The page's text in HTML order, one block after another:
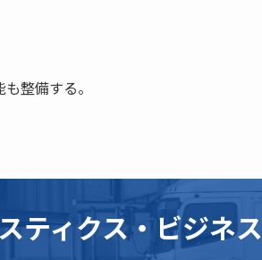
整備する。
ティクス・ビジネス